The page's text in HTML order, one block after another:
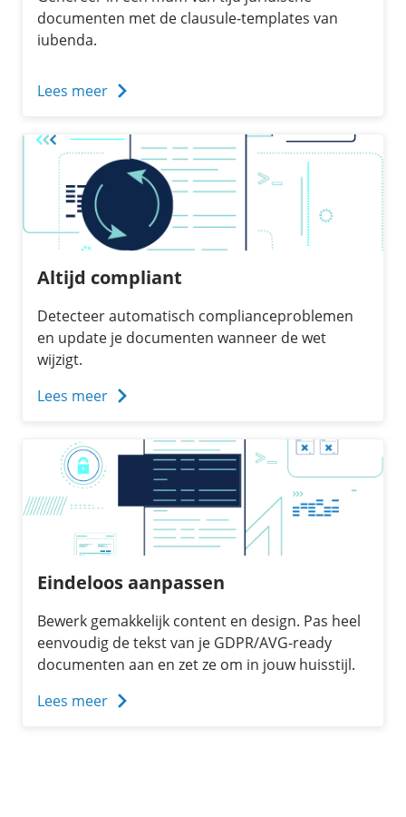
documenten met de clausule-templates van
iubenda.
Lees meer
Altijd compliant
Detecteer automatisch complianceproblemen
en update je documenten wanneer de wet
wijzigt.
Lees meer
Eindeloos aanpassen
Bewerk gemakkelijk content en design. Pas heel
eenvoudig de tekst van je GDPR/AVG-ready
documenten aan en zet ze om in jouw huisstijl.
Lees meer